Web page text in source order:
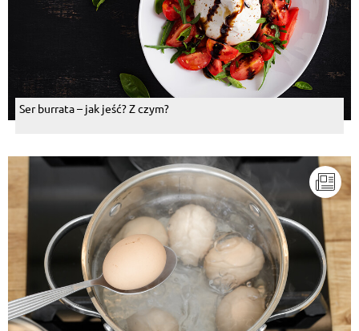
Ser burrata – jak jeść? Z czym?